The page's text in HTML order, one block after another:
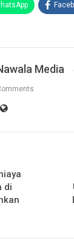
Media
di